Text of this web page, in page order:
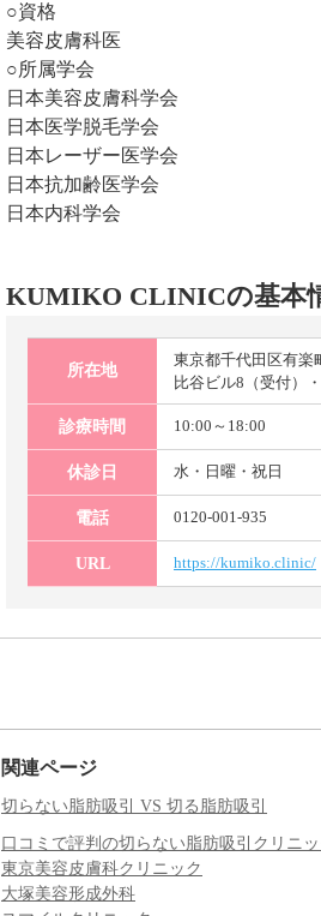
○資格
美容皮膚科医
○所属学会
日本美容皮膚科学会
日本医学脱毛学会
日本レーザー医学会
日本抗加齢医学会
日本内科学会
KUMIKO CLINICの基本
所在地
東京都千代田区有
比谷ビル8（受付）
診療時間 10:00～18:00
休診日 水・日曜・祝日
電話 0120-001-935
URL https://kumiko.clinic/
関連ページ
切らない脂肪吸引 VS 切る脂肪吸引
口コミで評判の切らない脂肪吸引クリニ
東京美容皮膚科クリニック
大塚美容形成外科